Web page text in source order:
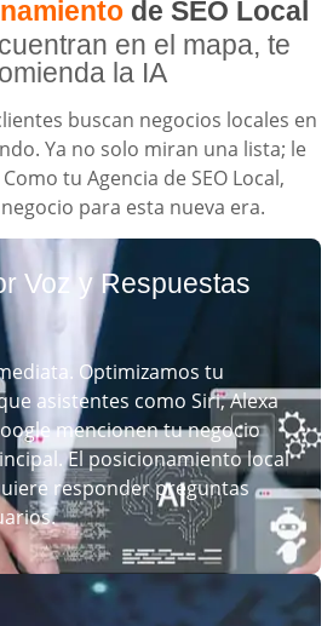
de SEO Local
en el mapa, te
la IA
buscan negocios locales en
Ya no solo miran una lista; le
tu Agencia de SEO Local,
para esta nueva era.
Voz y Respuestas
Optimizamos tu
asistentes como Siri, Alexa
mencionen tu negocio
El posicionamiento local
responder preguntas